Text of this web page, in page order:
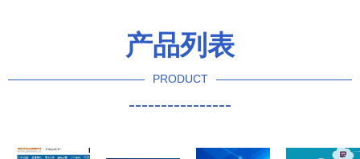
产品列表
PRODUCT
----------------